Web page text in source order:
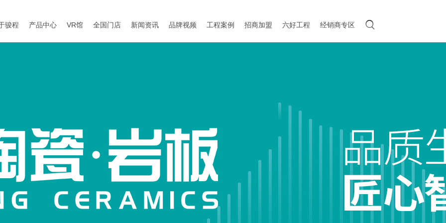
骏程 产品中心 VR馆 全国门店 新闻资讯 品牌视频 工程案例 招商加盟 六好工程 经销商专区 